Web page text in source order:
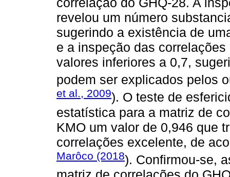
revelou um número
sugerindo a existência de
e a inspeção das
valores inferiores a 0,7,
podem ser explicados pelos
et al., 2009). O teste de
estatística para a matriz de
KMO um valor de 0,946 que
correlações excelente, de
Marôco (2018). Confirmou-se,